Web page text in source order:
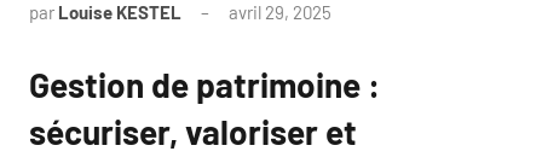
par Louise KESTEL avril 29, 2025
Gestion de patrimoine :
sécuriser, valoriser et